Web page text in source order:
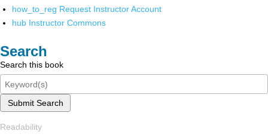
how_to_reg Request Instructor Account
hub Instructor Commons
Search
Search this book
Submit Search
Readability